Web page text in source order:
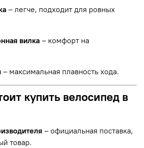
– легче, подходит для ровных
вилка – комфорт на
– максимальная плавность хода.
купить велосипед в
– официальная поставка,
товар.